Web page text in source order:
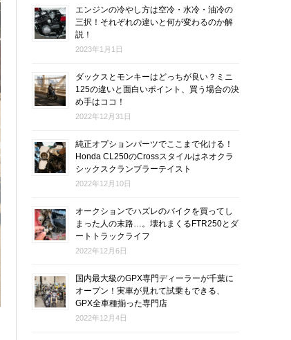
エンジンの冷やし方は空冷・水冷・油冷の
三択！それぞれの違いと何が変わるのか解
説！
2023年1月1日
ダックスとモンキーはどっちが良い？ミニ
125の違いと面白いポイント、買う場合の決
め手はココ！
2022年12月31日
純正オプションパーツでここまで化ける！
Honda CL250のCrossスタイルはネオクラ
シックスクランブラーテイスト
2022年12月10日
オークションでハズレのバイクを買ってし
まった人の末路…。壊れまくるFTR250とダ
ートトラックライフ
2022年12月6日
国内最大級のGPX専門ディーラーが千葉に
オープン！実車が見れて試乗もできる、
GPX全車種揃った専門店
2022年12月4日